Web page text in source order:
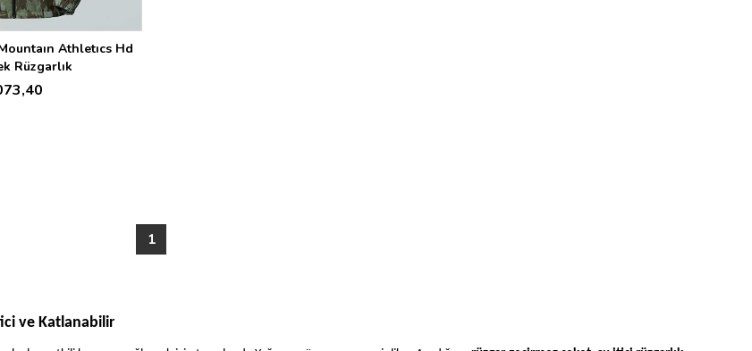
Athletıcs Hd
Rüzgarlık
1
ve Katlanabilir